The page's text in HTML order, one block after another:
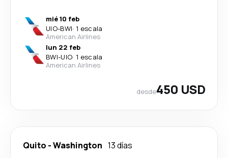
mié 10 feb
UIO-BWI· 1 escala
American Airlines
lun 22 feb
BWI-UIO· 1 escala
American Airlines
desde450 USD
Quito -Washington 13 días